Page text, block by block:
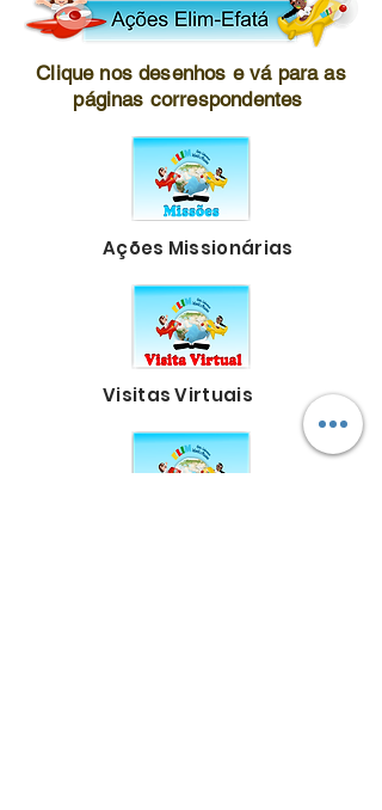
Clique nos desenhos e vá para as
páginas correspondentes
Ações Missionárias
Visitas Virtuais